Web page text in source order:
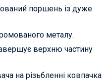
поршень із дуже
металу.
верхню частину
на різьбленні ковпачка